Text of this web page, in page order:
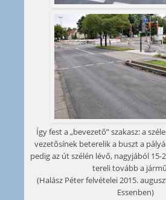
Így fest a „bevezető” szakasz: a
vezetősínek beterelik a buszt a
pedig az út szélén lévő, nagyjából 15-
tereli tovább a
(Halász Péter felvételei 2015.
Essenben)